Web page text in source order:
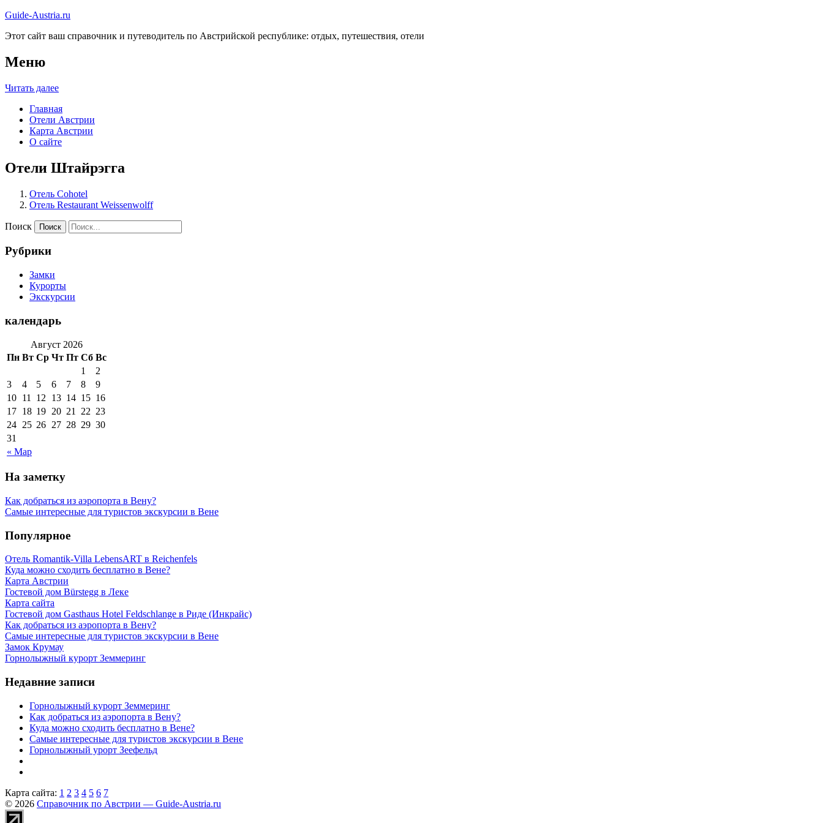
Guide-Austria.ru
Этот сайт ваш справочник и путеводитель по Австрийской республике: отдых, путешествия, отели
Меню
Читать далее
Главная
Отели Австрии
Карта Австрии
О сайте
Отели Штайрэгга
Отель Cohotel
Отель Restaurant Weissenwolff
Поиск
Рубрики
Замки
Курорты
Экскурсии
календарь
Август 2026
Пн Вт Ср Чт Пт Сб Вс
« Мар
1
2
3
4 5 6 7 8
9
10 11 12 13 14 15 16
17 18 19 20 21 22 23
24 25 26 27 28 29 30
31
На заметку
Как добраться из аэропорта в Вену?
Самые интересные для туристов экскурсии в Вене
Популярное
Отель Romantik-Villa LebensART в Reichenfels
Куда можно сходить бесплатно в Вене?
Карта Австрии
Гостевой дом Bürstegg в Леке
Карта сайта
Гостевой дом Gasthaus Hotel Feldschlange в Риде (Инкрайс)
Как добраться из аэропорта в Вену?
Самые интересные для туристов экскурсии в Вене
Замок Крумау
Горнолыжный курорт Земмеринг
Недавние записи
Горнолыжный курорт Земмеринг
Как добраться из аэропорта в Вену?
Куда можно сходить бесплатно в Вене?
Самые интересные для туристов экскурсии в Вене
Горнолыжный урорт Зеефельд
Карта сайта: 1 2 3 4 5 6 7
© 2026 Справочник по Австрии — Guide-Austria.ru